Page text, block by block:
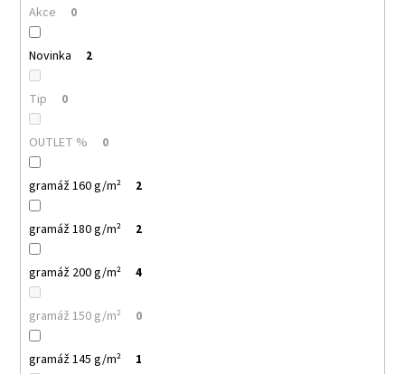
Akce 0
Novinka 2
Tip 0
OUTLET % 0
gramáž 160 g/m² 2
gramáž 180 g/m² 2
gramáž 200 g/m² 4
gramáž 150 g/m² 0
gramáž 145 g/m² 1
m
PELICAN
P72
TRIČKO
DĚTSKÉ
54
Kč